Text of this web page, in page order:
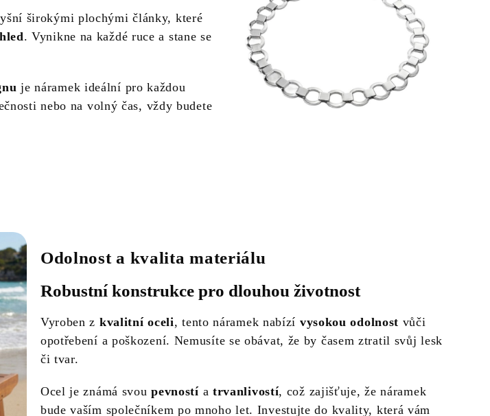
širokými plochými články, které
. Vynikne na každé ruce a stane se
je náramek ideální pro každou
nebo na volný čas, vždy budete
Odolnost a kvalita materiálu
Robustní konstrukce pro dlouhou životnost
Vyroben z kvalitní oceli, tento náramek nabízí vysokou odolnost vůči
opotřebení a poškození. Nemusíte se obávat, že by časem ztratil svůj lesk
či tvar.
Ocel je známá svoupevnostía trvanlivostí, což zajišťuje, že náramek
bude vaším společníkem po mnoho let. Investujte do kvality, která vám